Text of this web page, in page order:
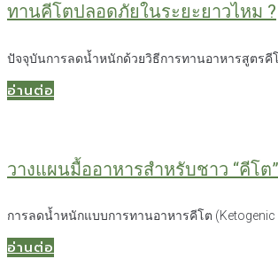
ทานคีโตปลอดภัยในระยะยาวไหม ?
ปัจจุบันการลดน้ำหนักด้วยวิธีการทานอาหารสูตรคีโ
อ่านต่อ
วางแผนมื้ออาหารสำหรับชาว “คีโต”
การลดน้ำหนักแบบการทานอาหารคีโต (Ketogenic
อ่านต่อ